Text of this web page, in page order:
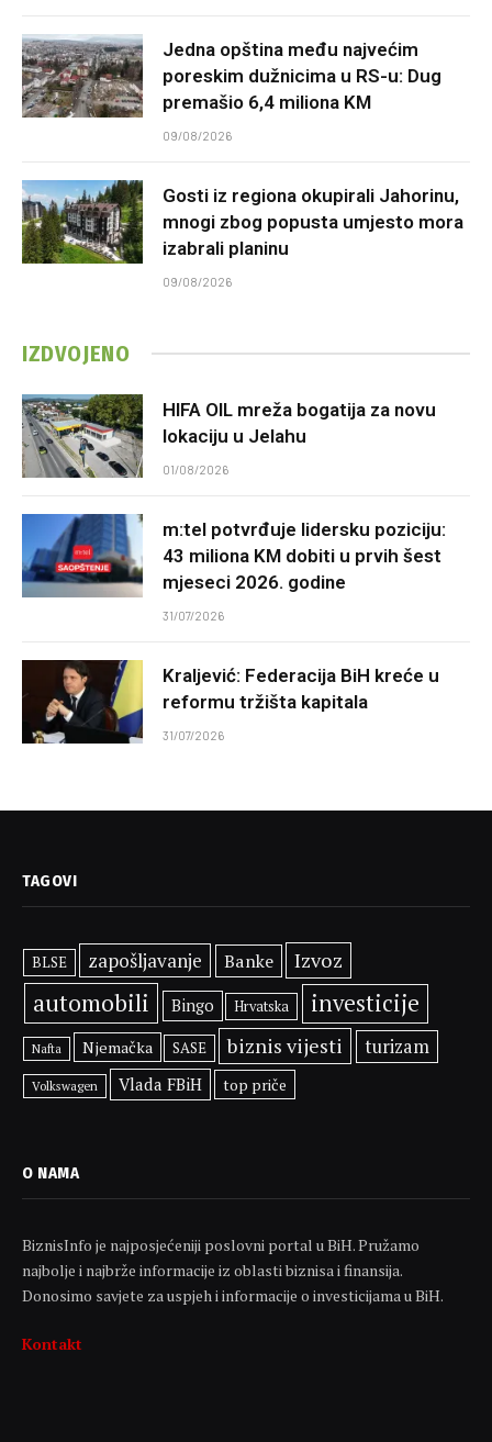
Jedna opština među najvećim
poreskim dužnicima u RS-u: Dug
premašio 6,4 miliona KM
09/08/2026
Gosti iz regiona okupirali Jahorinu,
mnogi zbog popusta umjesto mora
izabrali planinu
09/08/2026
IZDVOJENO
HIFA OIL mreža bogatija za novu
lokaciju u Jelahu
01/08/2026
m:tel potvrđuje lidersku poziciju:
43 miliona KM dobiti u prvih šest
mjeseci 2026. godine
31/07/2026
Kraljević: Federacija BiH kreće u
reformu tržišta kapitala
31/07/2026
TAGOVI
BLSE zapošljavanje Banke Izvoz
automobili Bingo Hrvatska investicije
Nafta Njemačka SASE biznis vijesti turizam
Volkswagen Vlada FBiH top priče
O NAMA
BiznisInfo je najposjećeniji poslovni portal u BiH. Pružamo
najbolje i najbrže informacije iz oblasti biznisa i finansija.
Donosimo savjete za uspjeh i informacije o investicijama u BiH.
Kontakt